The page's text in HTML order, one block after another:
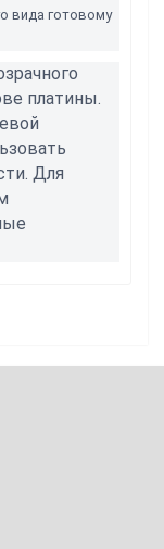
вида готовому
платины.
Для